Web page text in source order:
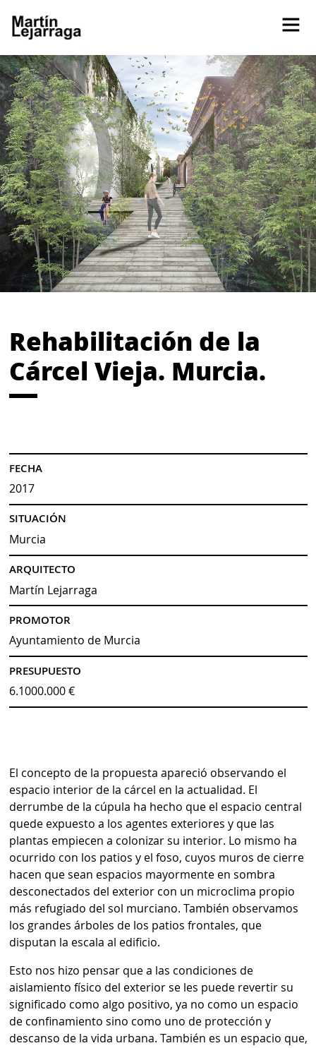
Rehabilitación de la
Cárcel Vieja. Murcia.
FECHA
2017
SITUACIÓN
Murcia
ARQUITECTO
Martín Lejarraga
PROMOTOR
Ayuntamiento de Murcia
PRESUPUESTO
6.1000.000 €
El concepto de la propuesta apareció observando el
espacio interior de la cárcel en la actualidad. El
derrumbe de la cúpula ha hecho que el espacio central
quede expuesto a los agentes exteriores y que las
plantas empiecen a colonizar su interior. Lo mismo ha
ocurrido con los patios y el foso, cuyos muros de cierre
hacen que sean espacios mayormente en sombra
desconectados del exterior con un microclima propio
más refugiado del sol murciano. También observamos
los grandes árboles de los patios frontales, que
disputan la escala al edificio.
Esto nos hizo pensar que a las condiciones de
aislamiento físico del exterior se les puede revertir su
significado como algo positivo, ya no como un espacio
de confinamiento sino como uno de protección y
descanso de la vida urbana. También es un espacio que,